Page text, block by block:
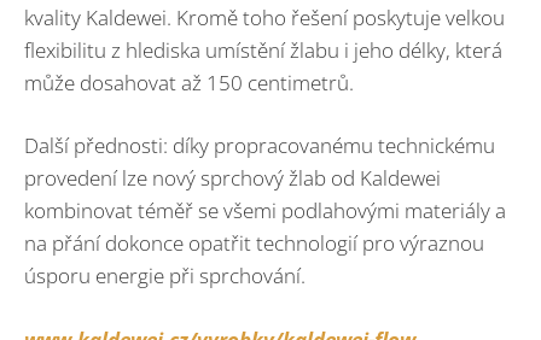
kvality Kaldewei. Kromě toho řešení poskytuje velkou
flexibilitu z hlediska umístění žlabu i jeho délky, která
může dosahovat až 150 centimetrů.
Další přednosti: díky propracovanému technickému
provedení lze nový sprchový žlab od Kaldewei
kombinovat téměř se všemi podlahovými materiály a
na přání dokonce opatřit technologií pro výraznou
úsporu energie při sprchování.